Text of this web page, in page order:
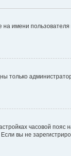
имени пользователя
только
часовой пояс
вы не